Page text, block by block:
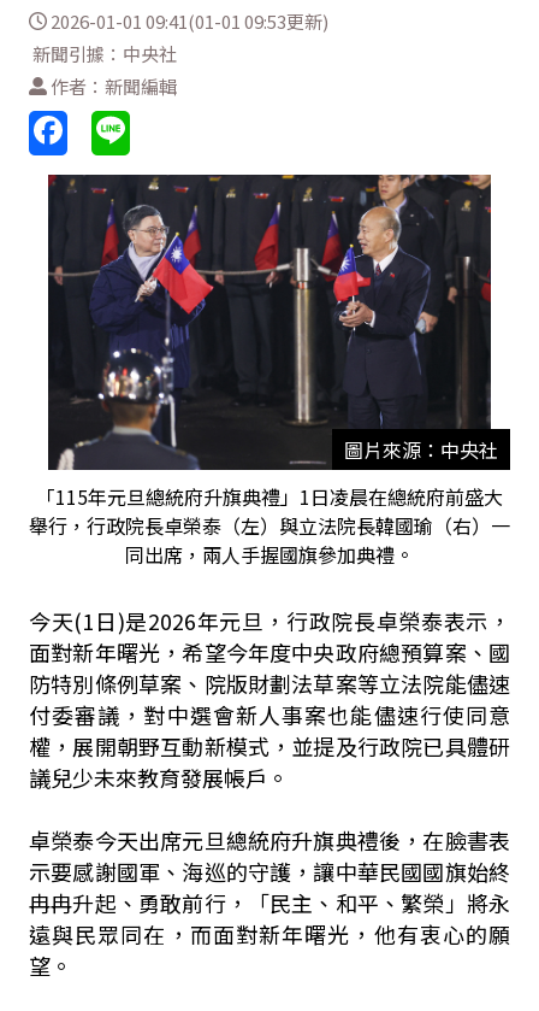
2026-01-01 09:41(01-01 09:53更新)
新聞引據：中央社
作者：新聞編輯
圖片來源：中央社
「115年元旦總統府升旗典禮」1日凌晨在總統府前盛大
舉行，行政院長卓榮泰（左）與立法院長韓國瑜（右）一
同出席，兩人手握國旗參加典禮。
今天(1日)是2026年元旦，行政院長卓榮泰表示，
面對新年曙光，希望今年度中央政府總預算案、國
防特別條例草案、院版財劃法草案等立法院能儘速
付委審議，對中選會新人事案也能儘速行使同意
權，展開朝野互動新模式，並提及行政院已具體研
議兒少未來教育發展帳戶。
卓榮泰今天出席元旦總統府升旗典禮後，在臉書表
示要感謝國軍、海巡的守護，讓中華民國國旗始終
冉冉升起、勇敢前行，「民主、和平、繁榮」將永
遠與民眾同在，而面對新年曙光，他有衷心的願
望。